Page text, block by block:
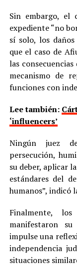
Sin embargo, el
expediente “no
sí solo, los
que el caso de
las
mecanismo de
funciones con
Lee también:
‘influencers’
Ningún juez
persecución,
su deber, aplicar
estándares del
humanos”, indicó
Finalmente,
manifestaron
impulse una
independencia
situaciones